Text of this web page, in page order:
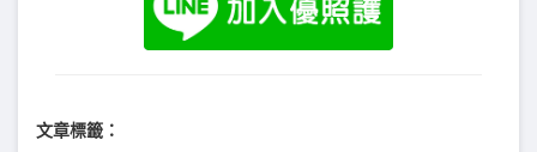
文章標籤：